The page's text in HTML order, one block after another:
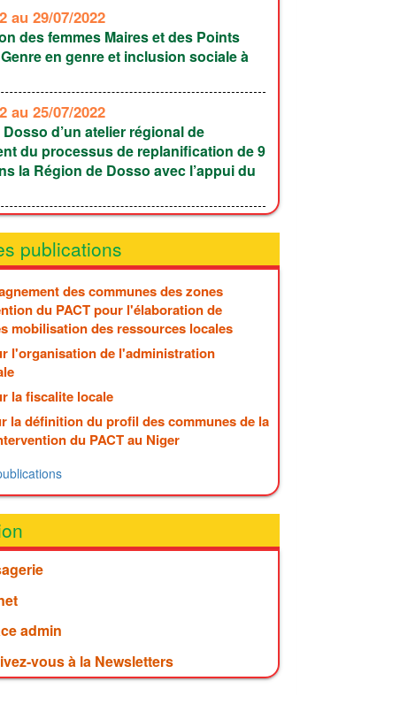
au 29/07/2022
des femmes Maires et des Points
en genre et inclusion sociale à
au 25/07/2022
Dosso d’un atelier régional de
du processus de replanification de 9
la Région de Dosso avec l’appui du
publications
des communes des zones
du PACT pour l'élaboration de
mobilisation des ressources locales
l'organisation de l'administration
la fiscalite locale
la définition du profil des communes de la
du PACT au Niger
admin
vous à la Newsletters